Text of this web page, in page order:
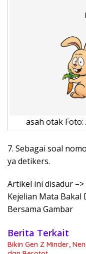
asah otak
7. Sebagai soal
ya detikers.
Artikel ini disadur
Kejelian Mata Bakal
Bersama Gambar
Berita Terkait
Bikin Gen Z Minder,